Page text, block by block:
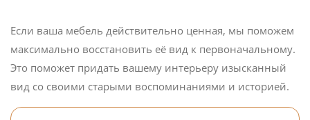
Если ваша мебель действительно ценная, мы поможем
максимально восстановить её вид к первоначальному.
Это поможет придать вашему интерьеру изысканный
вид со своими старыми воспоминаниями и историей.